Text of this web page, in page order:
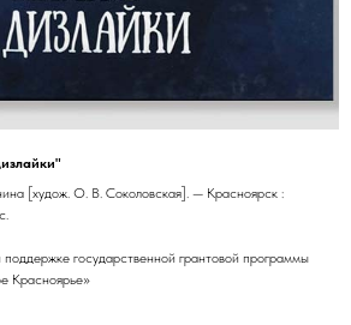
[худож. О. В. Соколовская]. — Красноярск :
государственной грантовой программы
Красноярье»